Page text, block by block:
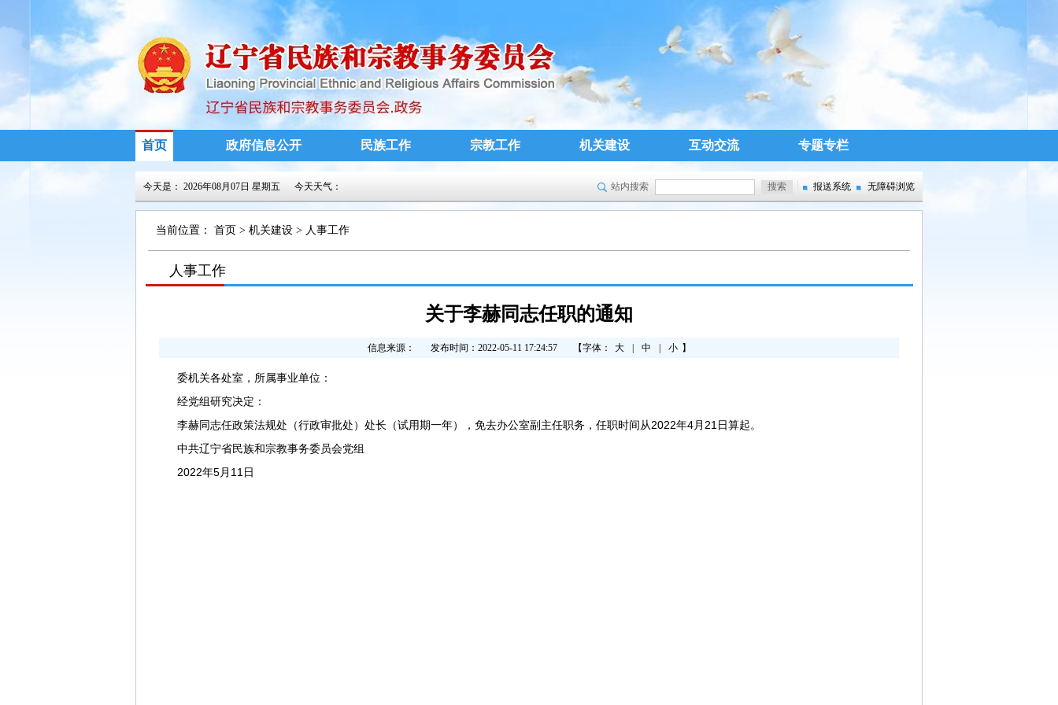
首页 政府信息公开 民族工作 宗教工作 机关建设 互动交流 专题专栏
今天是： 2026年08月07日 星期五 今天天气： 站内搜索 报送系统 无障碍浏览
当前位置： 首页 > 机关建设 > 人事工作
>>
人事工作
关于李赫同志任职的通知
信息来源： 发布时间：2022-05-11 17:24:57 【字体： 大 中 小 】
委机关各处室，所属事业单位：
经党组研究决定：
李赫同志任政策法规处（行政审批处）处长（试用期一年），免去办公室副主任职务，任职时间从2022年4月21日算起。
中共辽宁省民族和宗教事务委员会党组
2022年5月11日